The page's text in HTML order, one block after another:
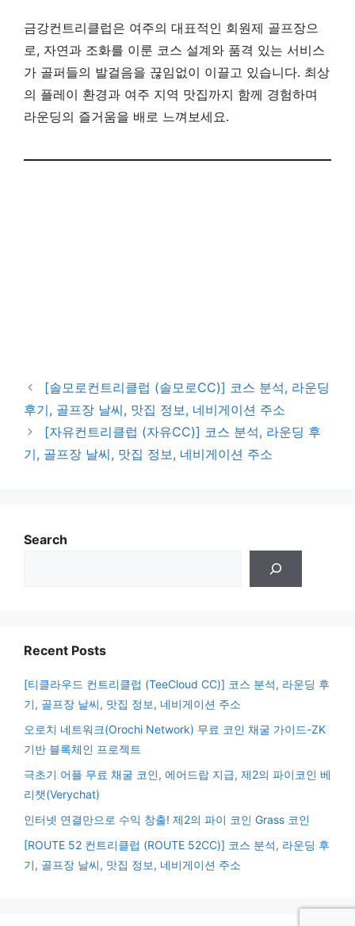
금강컨트리클럽은 여주의 대표적인 회원제 골프장으
로, 자연과 조화를 이룬 코스 설계와 품격 있는 서비스
가 골퍼들의 발걸음을 끊임없이 이끌고 있습니다. 최상
의 플레이 환경과 여주 지역 맛집까지 함께 경험하며
라운딩의 즐거움을 배로 느껴보세요.
[솔모로컨트리클럽 (솔모로CC)] 코스 분석, 라운딩
후기, 골프장 날씨, 맛집 정보, 네비게이션 주소
[자유컨트리클럽 (자유CC)] 코스 분석, 라운딩 후
기, 골프장 날씨, 맛집 정보, 네비게이션 주소
Search
Recent Posts
[티클라우드 컨트리클럽 (TeeCloud CC)] 코스 분석, 라운딩 후
기, 골프장 날씨, 맛집 정보, 네비게이션 주소
오로치 네트워크(Orochi Network) 무료 코인 채굴 가이드-ZK
기반 블록체인 프로젝트
극초기 어플 무료 채굴 코인, 에어드랍 지급, 제2의 파이코인 베
리챗(Verychat)
인터넷 연결만으로 수익 창출! 제2의 파이 코인 Grass 코인
[ROUTE 52 컨트리클럽 (ROUTE 52CC)] 코스 분석, 라운딩 후
기, 골프장 날씨, 맛집 정보, 네비게이션 주소